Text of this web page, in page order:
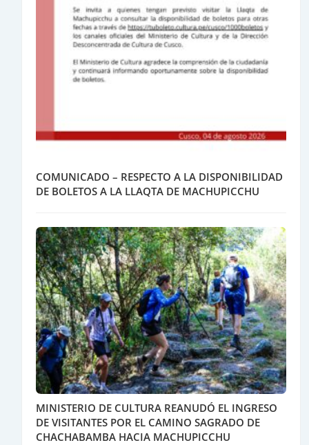
COMUNICADO – RESPECTO A LA DISPONIBILIDAD
DE BOLETOS A LA LLAQTA DE MACHUPICCHU
MINISTERIO DE CULTURA REANUDÓ EL INGRESO
DE VISITANTES POR EL CAMINO SAGRADO DE
CHACHABAMBA HACIA MACHUPICCHU